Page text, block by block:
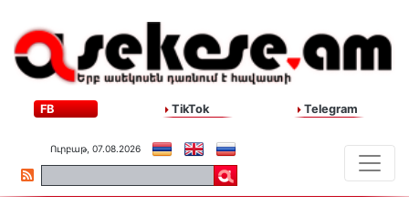
FB TikTok Telegram
Ուրբաթ, 07.08.2026